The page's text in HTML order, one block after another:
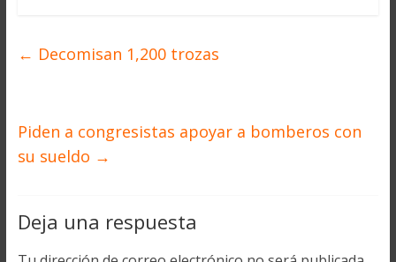
← Decomisan 1,200 trozas
Piden a congresistas apoyar a bomberos con
su sueldo →
Deja una respuesta